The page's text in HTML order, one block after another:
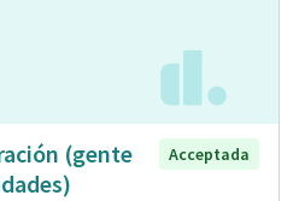
(gente
Acceptada